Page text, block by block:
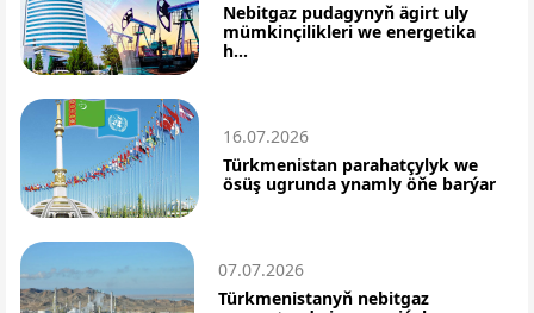
Nebitgaz pudagynyň ägirt uly
mümkinçilikleri we energetika
h...
16.07.2026
Türkmenistan parahatçylyk we
ösüş ugrunda ynamly öňe barýar
07.07.2026
Türkmenistanyň nebitgaz